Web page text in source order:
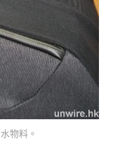
物料。